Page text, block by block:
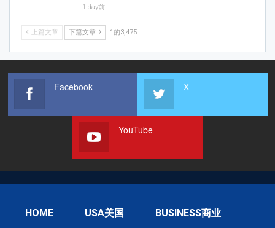
1 day前
上篇文章 下篇文章 1的3,475
Facebook X
YouTube
HOME USA美国 BUSINESS商业